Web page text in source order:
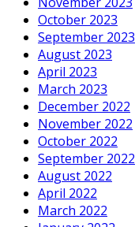
October 2023
September 2023
August 2023
April 2023
March 2023
December 2022
November 2022
October 2022
September 2022
August 2022
April 2022
March 2022